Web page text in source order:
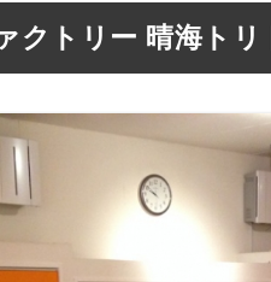
クトリー 晴海トリ